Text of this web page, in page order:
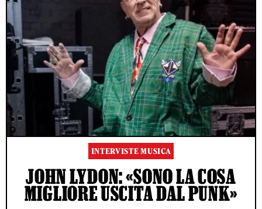
INTERVISTE MUSICA
JOHN LYDON: «SONO LA COSA
MIGLIORE USCITA DAL PUNK»